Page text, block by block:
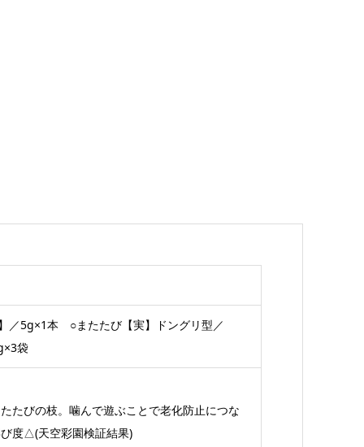
／5g×1本 ○またたび【実】ドングリ型／
袋
たびの枝。噛んで遊ぶことで老化防止につな
度△(天空彩園検証結果)